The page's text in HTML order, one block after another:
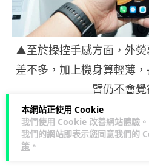
本網站正使用 Cookie
我們使用 Cookie 改善網站體驗
我們的網站即表示您同意我們的
策 。
▲至於操控手感方面，外
差不多，加上機身算輕薄
臂仍不會覺
熒幕利用 AI 提供更佳
提起熒幕，今次 Honor 推